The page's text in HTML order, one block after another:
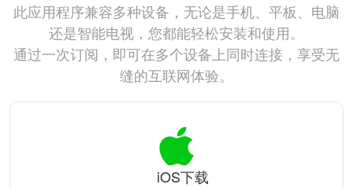
此应用程序兼容多种设备，无论是手机、平板、电脑
还是智能电视，您都能轻松安装和使用。
通过一次订阅，即可在多个设备上同时连接，享受无
缝的互联网体验。
iOS下载